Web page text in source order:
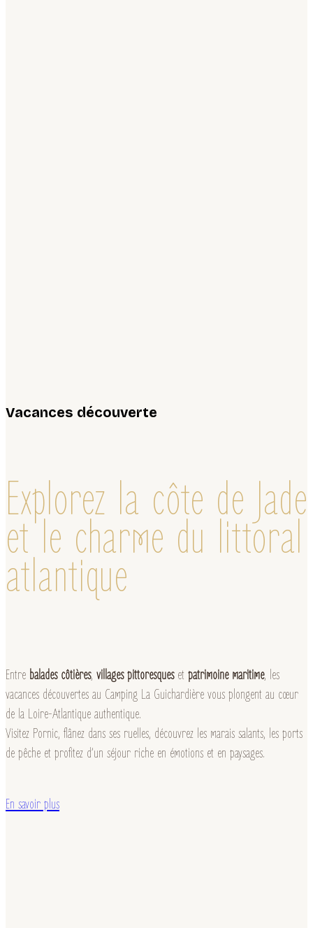
Vacances découverte
Explorez la côte de Jade
et le charme du littoral
atlantique
Entre balades côtières, villages pittoresqueset patrimoine maritime, les
vacances découvertes au Camping La Guichardière vous plongent au cœur
de la Loire-Atlantique authentique.
Visitez Pornic, flânez dans ses ruelles, découvrez les marais salants, les ports
de pêche et profitez d’un séjour riche en émotions et en paysages.
En savoir plus